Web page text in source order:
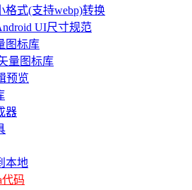
格式(支持webp)转换
UI尺寸规范
图标库
量图标库
预览
器
本地
代码